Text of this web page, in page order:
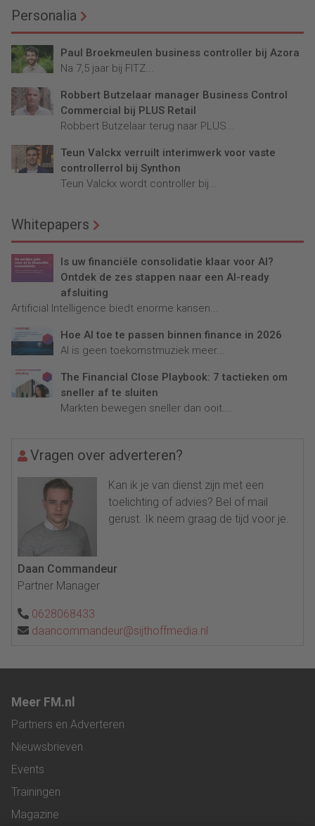
Personalia
Paul Broekmeulen business controller bij Azora
Na 7,5 jaar bij FITZ...
Robbert Butzelaar manager Business Control
Commercial bij PLUS Retail
Robbert Butzelaar terug naar PLUS...
Teun Valckx verruilt interimwerk voor vaste
controllerrol bij Synthon
Teun Valckx wordt controller bij...
Whitepapers
Is uw financiële consolidatie klaar voor AI?
Ontdek de zes stappen naar een AI-ready
afsluiting
Artificial Intelligence biedt enorme kansen...
Hoe AI toe te passen binnen finance in 2026
AI is geen toekomstmuziek meer...
The Financial Close Playbook: 7 tactieken om
sneller af te sluiten
Markten bewegen sneller dan ooit....
Vragen over adverteren?
Kan ik je van dienst zijn met een
toelichting of advies? Bel of mail
gerust. Ik neem graag de tijd voor je.
Daan Commandeur
Partner Manager
0628068433
daancommandeur@sijthoffmedia.nl
Meer FM.nl
Partners en Adverteren
Nieuwsbrieven
Events
Trainingen
Magazine